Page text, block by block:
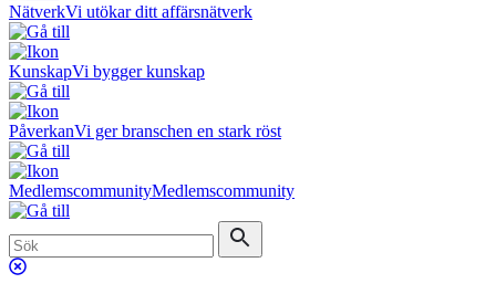
NätverkVi utökar ditt affärsnätverk
KunskapVi bygger kunskap
PåverkanVi ger branschen en stark röst
MedlemscommunityMedlemscommunity